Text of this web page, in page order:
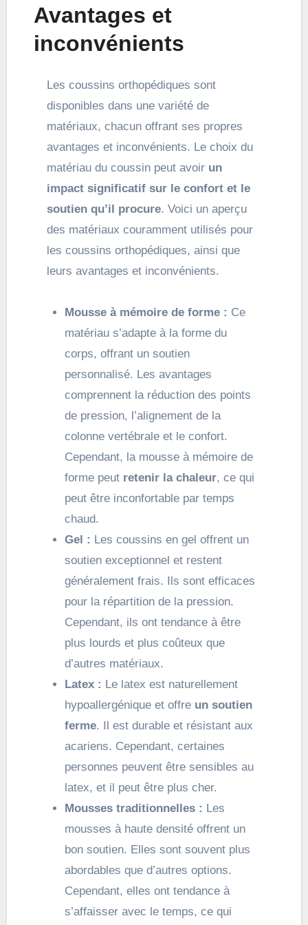
Avantages et
inconvénients
Les coussins orthopédiques sont
disponibles dans une variété de
matériaux, chacun offrant ses propres
avantages et inconvénients. Le choix du
matériau du coussin peut avoir un
impact significatif sur le confort et le
soutien qu’il procure. Voici un aperçu
des matériaux couramment utilisés pour
les coussins orthopédiques, ainsi que
leurs avantages et inconvénients.
Mousse à mémoire de forme : Ce
matériau s’adapte à la forme du
corps, offrant un soutien
personnalisé. Les avantages
comprennent la réduction des points
de pression, l’alignement de la
colonne vertébrale et le confort.
Cependant, la mousse à mémoire de
forme peutretenir la chaleur, ce qui
peut être inconfortable par temps
chaud.
Gel : Les coussins en gel offrent un
soutien exceptionnel et restent
généralement frais. Ils sont efficaces
pour la répartition de la pression.
Cependant, ils ont tendance à être
plus lourds et plus coûteux que
d’autres matériaux.
Latex : Le latex est naturellement
hypoallergénique et offre un soutien
ferme. Il est durable et résistant aux
acariens. Cependant, certaines
personnes peuvent être sensibles au
latex, et il peut être plus cher.
Mousses traditionnelles : Les
mousses à haute densité offrent un
bon soutien. Elles sont souvent plus
abordables que d’autres options.
Cependant, elles ont tendance à
s’affaisser avec le temps, ce qui